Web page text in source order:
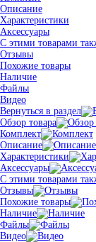
Описание
Характеристики
Аксессуары
С этими товарами
Отзывы
Похожие товары
Наличие
Файлы
Видео
Вернуться в раздел
Обзор товара
Комплект
Описание
Характеристики
Аксессуары
С этими товарами
Отзывы
Похожие товары
Наличие
Файлы
Видео